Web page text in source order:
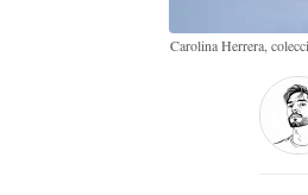
Carolina Herrera,